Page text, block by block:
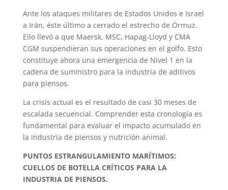
Ante los ataques militares de Estados Unidos e Israel
a Irán, éste último a cerrado el estrecho de Ormuz.
Ello llevó a que Maersk, MSC, Hapag-Lloyd y CMA
CGM suspendieran sus operaciones en el golfo. Esto
constituye ahora una emergencia de Nivel 1 en la
cadena de suministro para la industria de aditivos
para piensos.
La crisis actual es el resultado de casi 30 meses de
escalada secuencial. Comprender esta cronología es
fundamental para evaluar el impacto acumulado en
la industria de piensos y nutrición animal.
PUNTOS ESTRANGULAMIENTO MARÍTIMOS:
CUELLOS DE BOTELLA CRÍTICOS PARA LA
INDUSTRIA DE PIENSOS.